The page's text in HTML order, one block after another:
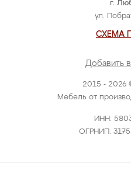
2015 - 2026
Мебель от
ИНН:
ОГРНИП:
г.
ул.
СХЕМА
Добавить